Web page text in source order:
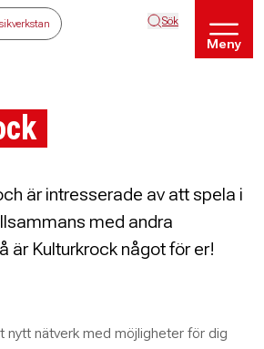
Sök
Meny
är intresserade av att spela i
med andra
är Kulturkrock något för er!
nytt nätverk med möjligheter för dig